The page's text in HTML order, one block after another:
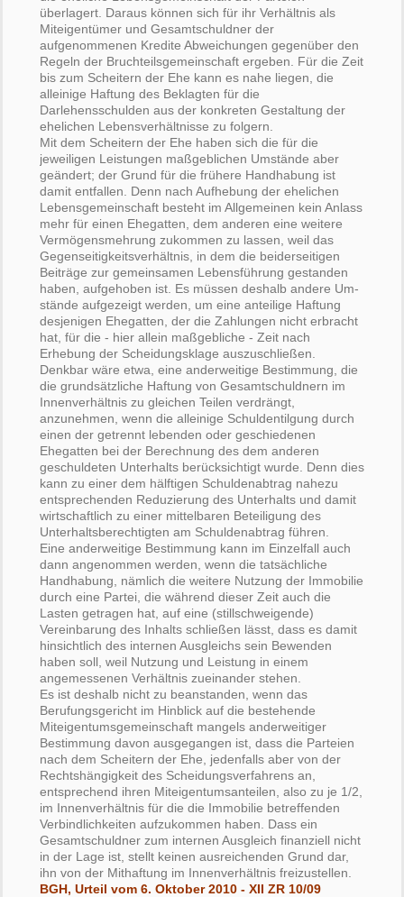
überlagert. Daraus können sich für ihr Verhältnis als
Miteigentümer und Gesamtschuldner der
aufgenommenen Kredite Abweichungen gegenüber den
Regeln der Bruchteilsgemeinschaft ergeben. Für die Zeit
bis zum Scheitern der Ehe kann es nahe liegen, die
alleinige Haftung des Beklagten für die
Darlehensschulden aus der konkreten Gestaltung der
ehelichen Lebensverhältnisse zu folgern.
Mit dem Scheitern der Ehe haben sich die für die
jeweiligen Leistungen maßgeblichen Umstände aber
geändert; der Grund für die frühere Handhabung ist
damit entfallen. Denn nach Aufhebung der ehelichen
Lebensgemeinschaft besteht im Allgemeinen kein Anlass
mehr für einen Ehegatten, dem anderen eine weitere
Vermögensmehrung zukommen zu lassen, weil das
Gegenseitigkeitsverhältnis, in dem die beiderseitigen
Beiträge zur gemeinsamen Lebensführung gestanden
haben, aufgehoben ist. Es müssen deshalb andere Um-
stände aufgezeigt werden, um eine anteilige Haftung
desjenigen Ehegatten, der die Zahlungen nicht erbracht
hat, für die - hier allein maßgebliche - Zeit nach
Erhebung der Scheidungsklage auszuschließen.
Denkbar wäre etwa, eine anderweitige Bestimmung, die
die grundsätzliche Haftung von Gesamtschuldnern im
Innenverhältnis zu gleichen Teilen verdrängt,
anzunehmen, wenn die alleinige Schuldentilgung durch
einen der getrennt lebenden oder geschiedenen
Ehegatten bei der Berechnung des dem anderen
geschuldeten Unterhalts berücksichtigt wurde. Denn dies
kann zu einer dem hälftigen Schuldenabtrag nahezu
entsprechenden Reduzierung des Unterhalts und damit
wirtschaftlich zu einer mittelbaren Beteiligung des
Unterhaltsberechtigten am Schuldenabtrag führen.
Eine anderweitige Bestimmung kann im Einzelfall auch
dann angenommen werden, wenn die tatsächliche
Handhabung, nämlich die weitere Nutzung der Immobilie
durch eine Partei, die während dieser Zeit auch die
Lasten getragen hat, auf eine (stillschweigende)
Vereinbarung des Inhalts schließen lässt, dass es damit
hinsichtlich des internen Ausgleichs sein Bewenden
haben soll, weil Nutzung und Leistung in einem
angemessenen Verhältnis zueinander stehen.
Es ist deshalb nicht zu beanstanden, wenn das
Berufungsgericht im Hinblick auf die bestehende
Miteigentumsgemeinschaft mangels anderweitiger
Bestimmung davon ausgegangen ist, dass die Parteien
nach dem Scheitern der Ehe, jedenfalls aber von der
Rechtshängigkeit des Scheidungsverfahrens an,
entsprechend ihren Miteigentumsanteilen, also zu je 1/2,
im Innenverhältnis für die die Immobilie betreffenden
Verbindlichkeiten aufzukommen haben. Dass ein
Gesamtschuldner zum internen Ausgleich finanziell nicht
in der Lage ist, stellt keinen ausreichenden Grund dar,
ihn von der Mithaftung im Innenverhältnis freizustellen.
BGH, Urteil vom 6. Oktober 2010 - XII ZR 10/09